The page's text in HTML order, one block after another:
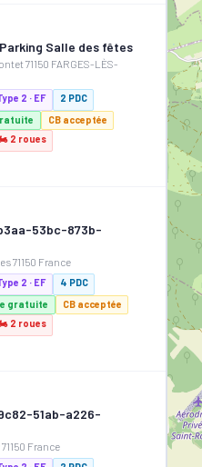
Salle des fêtes
71150 FARGES-LÈS-
2 · EF
2 PDC
CB acceptée
2 roues
53bc-873b-
71150 France
2 · EF
4 PDC
gratuite
CB acceptée
2 roues
51ab-a226-
France